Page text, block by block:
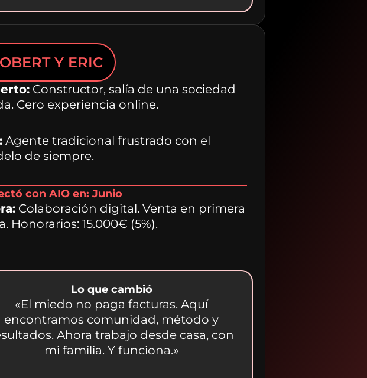
Y ERIC
Constructor, salía de una sociedad
Cero experiencia online.
Agente tradicional frustrado con el
de siempre.
con AIO en: Junio
Colaboración digital. Venta en primera
Honorarios: 15.000€ (5%).
Lo que cambió
«El miedo no paga facturas. Aquí
encontramos comunidad, método y
Ahora trabajo desde casa, con
mi familia. Y funciona.»